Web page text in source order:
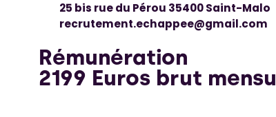
25 bis rue du Pérou 35400 Saint-Malo
recrutement.echappee@gmail.com
Rémunération
2199 Euros brut